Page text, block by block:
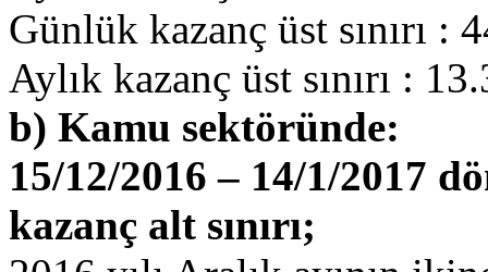
Günlük kazanç üst sınırı :
Aylık kazanç üst sınırı :
b) Kamu sektöründe:
15/12/2016 – 14/1/2017
kazanç alt sınırı;